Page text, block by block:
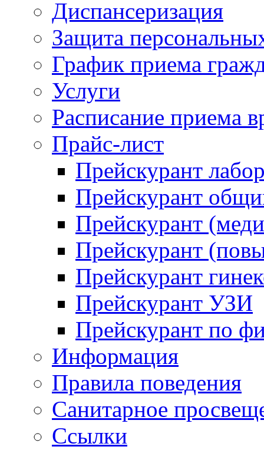
Диспансеризация
Защита
График приема
Услуги
Расписание приема
Прайс-лист
Прейскурант
Прейскурант
Прейскурант
Прейскурант
Прейскурант
Прейскурант УЗИ
Прейскурант по
Информация
Правила поведения
Санитарное
Ссылки